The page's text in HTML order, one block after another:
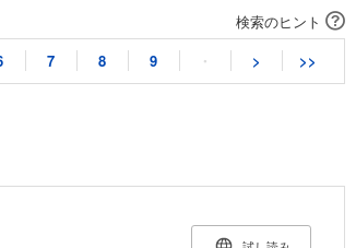
検索のヒント
7 8 9 ・ > >>